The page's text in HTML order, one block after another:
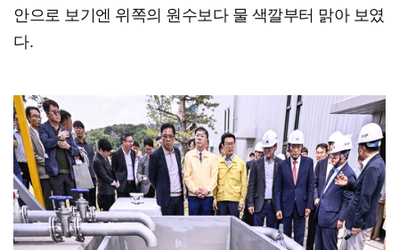
안으로 보기엔 위쪽의 원수보다 물 색깔부터 맑아 보였
다.